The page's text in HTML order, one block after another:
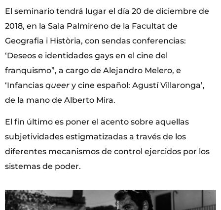
El seminario tendrá lugar el día 20 de diciembre de
2018, en la Sala Palmireno de la Facultat de
Geografia i Història, con sendas conferencias:
‘Deseos e identidades gays en el cine del
franquismo”, a cargo de Alejandro Melero, e
‘Infancias queer y cine español: Agustí Villaronga’,
de la mano de Alberto Mira.
El fin último es poner el acento sobre aquellas
subjetividades estigmatizadas a través de los
diferentes mecanismos de control ejercidos por los
sistemas de poder.